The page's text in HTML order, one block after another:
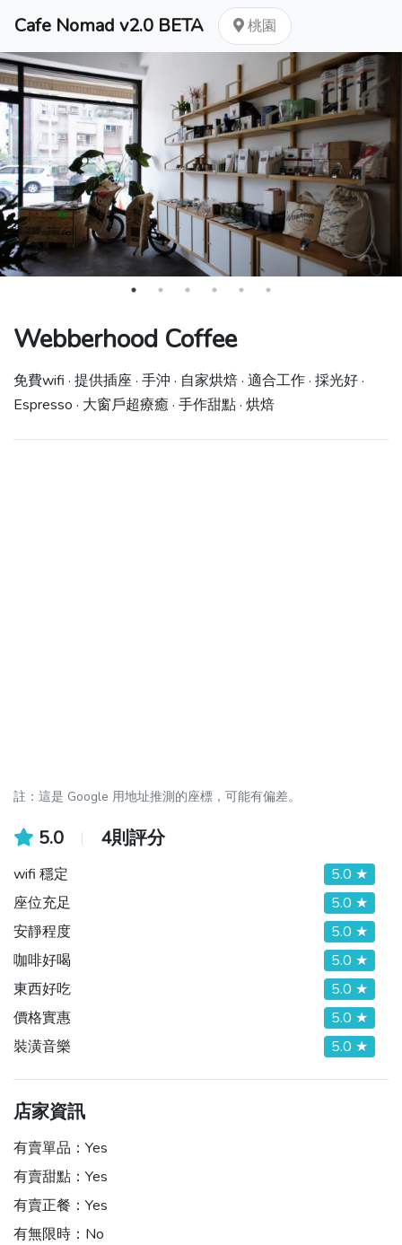
Cafe Nomad v2.0 BETA 桃園
Webberhood Coffee
免費wifi · 提供插座 · 手沖 · 自家烘焙 · 適合工作 · 採光好 ·
Espresso · 大窗戶超療癒 · 手作甜點 · 烘焙
註：這是 Google 用地址推測的座標，可能有偏差。
5.0 4則評分
wifi 穩定
5.0 ★
座位充足
5.0 ★
安靜程度
5.0 ★
咖啡好喝
5.0 ★
東西好吃
5.0 ★
價格實惠
5.0 ★
裝潢音樂
5.0 ★
店家資訊
有賣單品： Yes
有賣甜點： Yes
有賣正餐： Yes
有無限時： No